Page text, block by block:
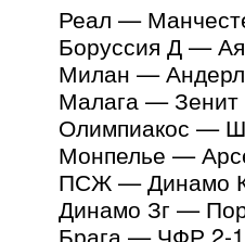
Реал —
Боруссия Д —
Милан —
Малага — Зенит
Олимпиакос —
Монпелье —
ПСЖ — Динамо
Динамо Зг —
Брага — ЧФР 2-1